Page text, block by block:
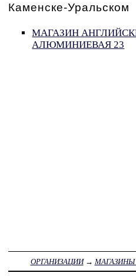
Каменске-Уральском
МАГАЗИН
АЛЮМИНИЕВАЯ 23
ОРГАНИЗАЦИИ→